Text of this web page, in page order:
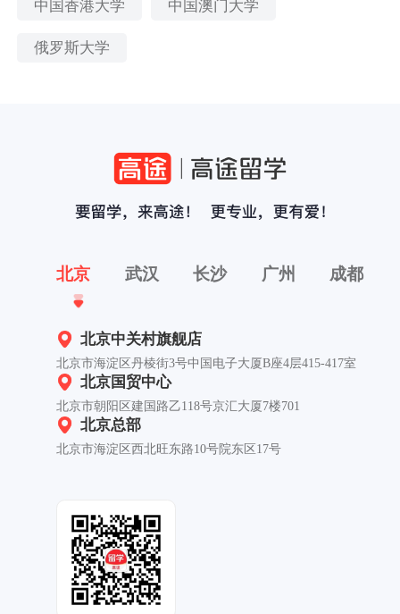
中国香港大学 中国澳门大学
俄罗斯大学
北京 武汉 长沙 广州 成都
北京中关村旗舰店
北京市海淀区丹棱街3号中国电子大厦B座4层415-417室
北京国贸中心
北京市朝阳区建国路乙118号京汇大厦7楼701
北京总部
北京市海淀区西北旺东路10号院东区17号